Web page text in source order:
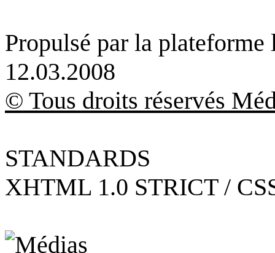
Propulsé par la plateforme
12.03.2008
© Tous droits réservés
STANDARDS
XHTML 1.0 STRICT /